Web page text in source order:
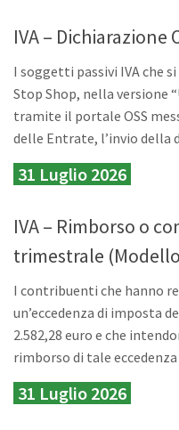
IVA – Dichiarazione
I soggetti passivi IVA che
Stop Shop, nella versione
tramite il portale OSS
delle Entrate, l’invio della
31 Luglio 2026
IVA – Rimborso o
trimestrale
I contribuenti che hanno
un’eccedenza di imposta
2.582,28 euro e che
rimborso di tale
31 Luglio 2026